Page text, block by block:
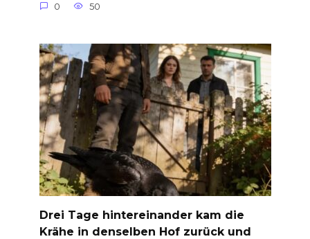
0 50
Drei Tage hintereinander kam die
Krähe in denselben Hof zurück und